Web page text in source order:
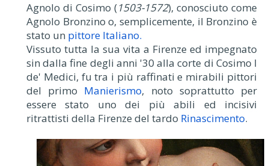
Agnolo di Cosimo (1503-1572), conosciuto come
Agnolo Bronzino o, semplicemente, il Bronzino è
stato un pittore Italiano.
Vissuto tutta la sua vita a Firenze ed impegnato
sin dalla fine degli anni '30 alla corte di Cosimo I
de' Medici, fu tra i più raffinati e mirabili pittori
del primo Manierismo, noto soprattutto per
essere stato uno dei più abili ed incisivi
ritrattisti della Firenze del tardo Rinascimento.